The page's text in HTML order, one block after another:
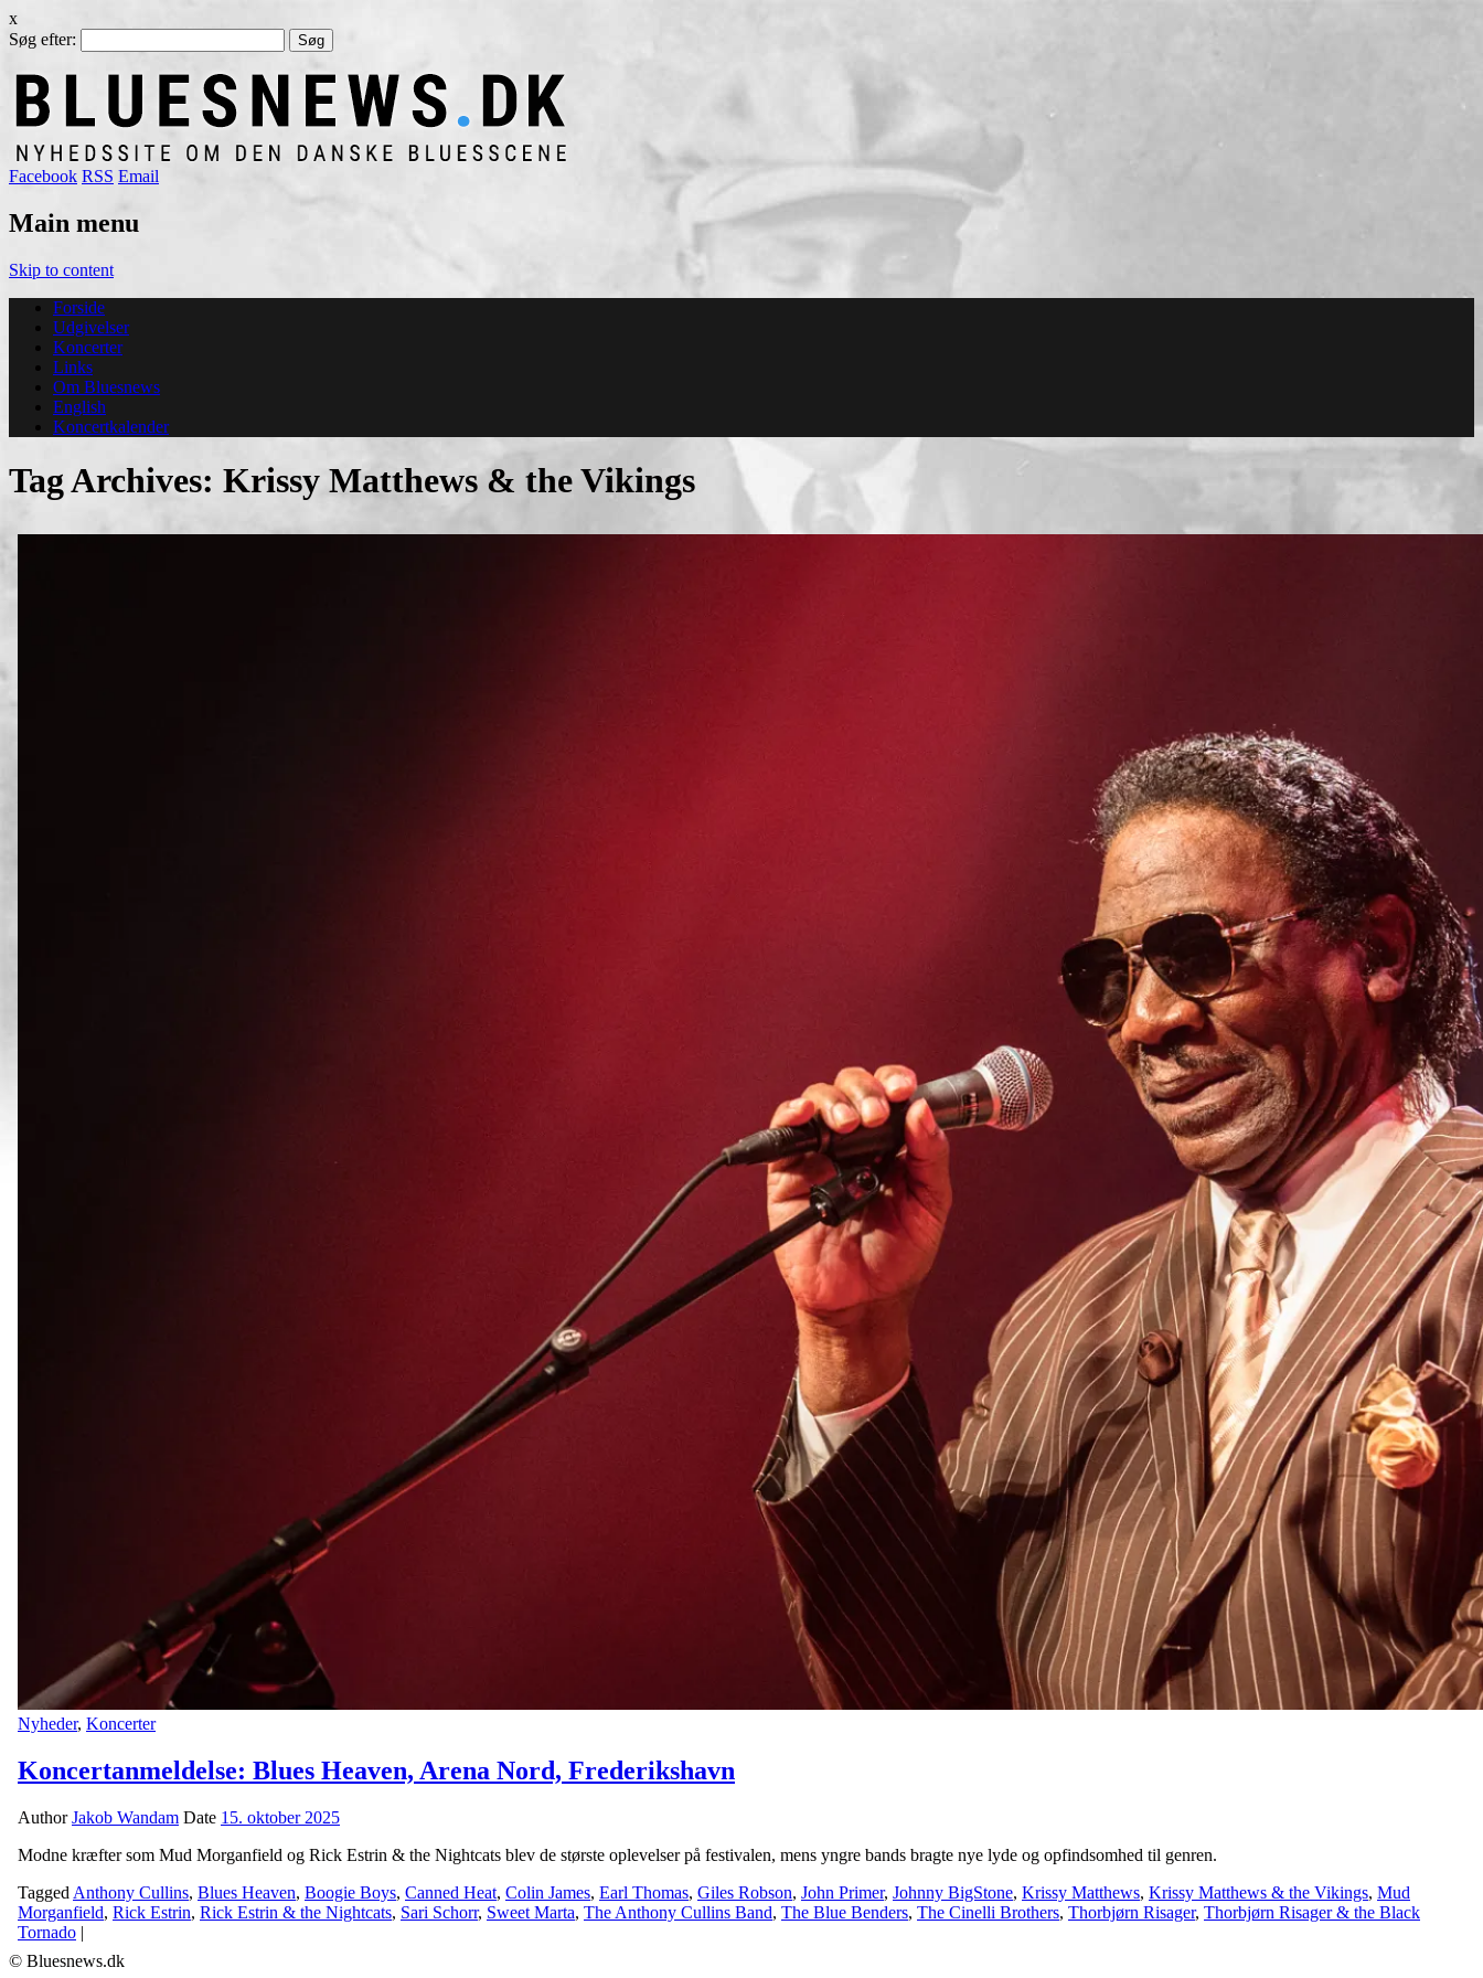
x
Søg efter:
Facebook RSS Email
Main menu
Skip to content
Forside
Udgivelser
Koncerter
Links
Om Bluesnews
English
Koncertkalender
Tag Archives: Krissy Matthews & the Vikings
Nyheder, Koncerter
Koncertanmeldelse: Blues Heaven, Arena Nord, Frederikshavn
AuthorJakob Wandam Date 15. oktober 2025
Modne kræfter som Mud Morganfield og Rick Estrin & the Nightcats blev de største oplevelser på festivalen, mens yngre bands bragte nye lyde og opfindsomhed til genren.
Tagged Anthony Cullins, Blues Heaven, Boogie Boys, Canned Heat, Colin James, Earl Thomas, Giles Robson, John Primer, Johnny BigStone, Krissy Matthews, Krissy Matthews & the Vikings, Mud
Morganfield, Rick Estrin, Rick Estrin & the Nightcats, Sari Schorr, Sweet Marta, The Anthony Cullins Band, The Blue Benders, The Cinelli Brothers, Thorbjørn Risager, Thorbjørn Risager & the Black
Tornado |
© Bluesnews.dk